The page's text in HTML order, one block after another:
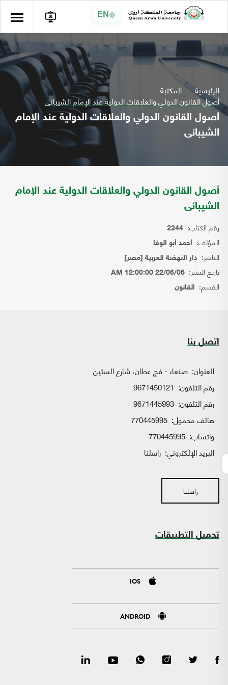
EN
الرئيسية المكتبة
أصول القانون الدولي والعلاقات الدولية عند الإمام الشيبانى
أصول القانون الدولي والعلاقات الدولية عند الإمام
الشيبانى
أصول القانون الدولي والعلاقات الدولية عند الإمام
الشيبانى
رقم الكتاب: 2244
المؤلف: أحمد أبو الوفا
الناشر: دار النهضة العربية [مصر]
تاريخ النشر: 22/06/05 12:00:00 AM
القسم: القانون
اتصل بنا
العنوان: صنعاء - فج عطان، شارع الستين
رقم التلفون: 9671450121
رقم التلفون: 9671445993
هاتف محمول: 770445995
واتساب:
البريد الإلكتروني: راسلنا
راسلنا
تحميل التطبيقات
IOS
ANDROID